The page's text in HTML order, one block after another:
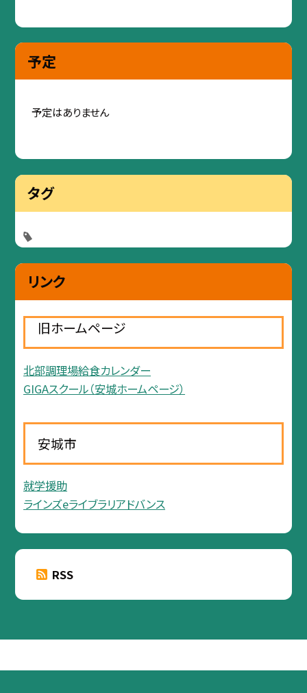
予定
予定はありません
タグ
リンク
旧ホームページ
北部調理場給食カレンダー
GIGAスクール（安城ホームページ）
安城市
就学援助
ラインズeライブラリアドバンス
RSS